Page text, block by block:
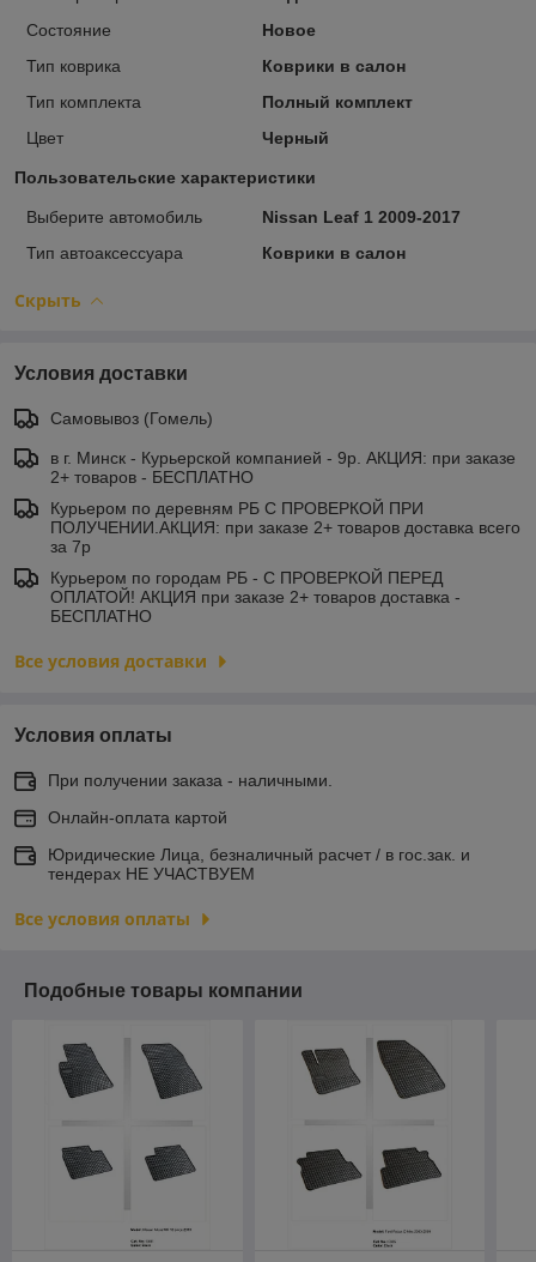
Состояние
Новое
Тип коврика
Коврики в салон
Тип комплекта
Полный комплект
Цвет
Черный
Пользовательские характеристики
Выберите автомобиль
Nissan Leaf 1 2009-2017
Тип автоаксессуара
Коврики в салон
Скрыть
Условия доставки
Самовывоз (Гомель)
в г. Минск - Курьерской компанией - 9р. АКЦИЯ: при заказе
2+ товаров - БЕСПЛАТНО
Курьером по деревням РБ С ПРОВЕРКОЙ ПРИ
ПОЛУЧЕНИИ.АКЦИЯ: при заказе 2+ товаров доставка всего
за 7р
Курьером по городам РБ - С ПРОВЕРКОЙ ПЕРЕД
ОПЛАТОЙ! АКЦИЯ при заказе 2+ товаров доставка -
БЕСПЛАТНО
Все условия доставки
Условия оплаты
При получении заказа - наличными.
Онлайн-оплата картой
Юридические Лица, безналичный расчет / в гос.зак. и
тендерах НЕ УЧАСТВУЕМ
Все условия оплаты
Подобные товары компании